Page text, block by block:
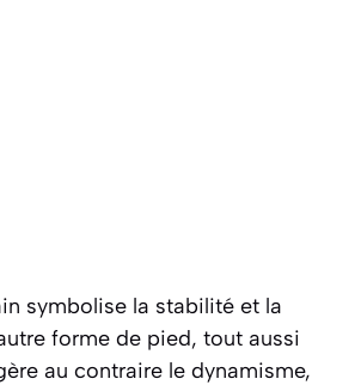
symbolise la stabilité et la
forme de pied, tout aussi
au contraire le dynamisme,